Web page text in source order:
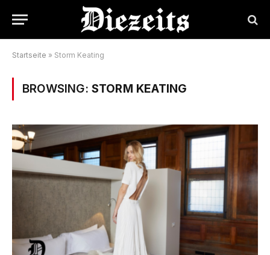
Startseite » Storm Keating
BROWSING: STORM KEATING